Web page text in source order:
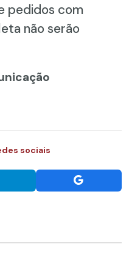
pedidos com
não serão
sociais